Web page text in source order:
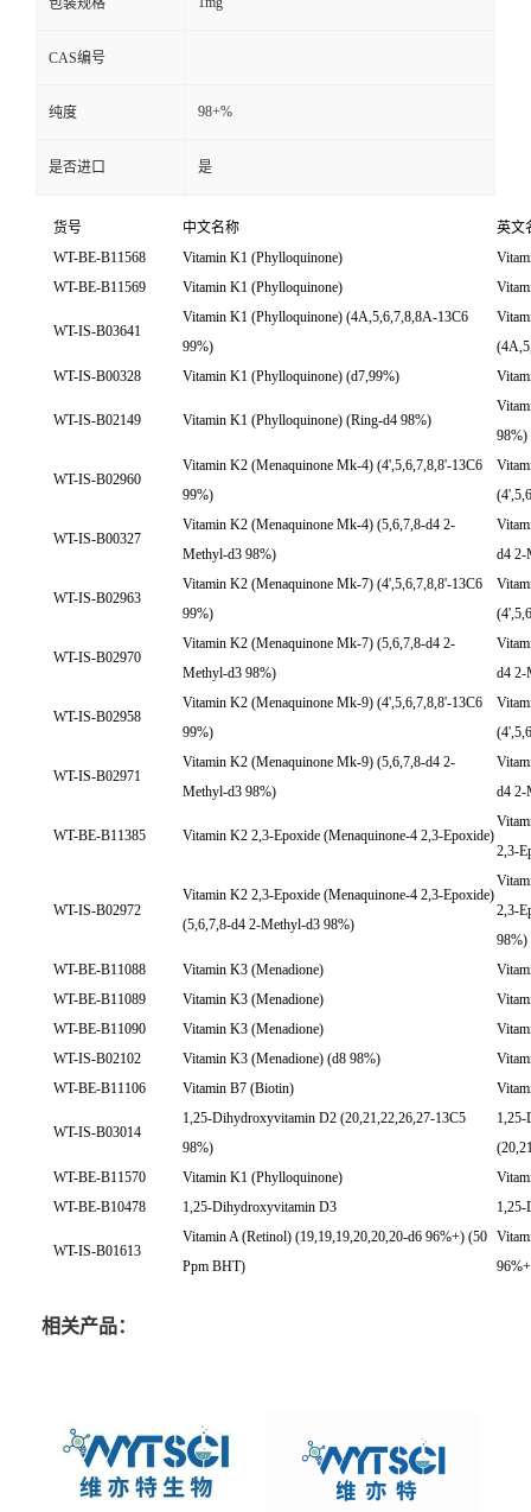
包装规格
CAS编号
纯度 98+%
是否进口 是
货号 中文名称
英文
WT-BE-B11568
Vitamin K1 (Phylloquinone)
WT-BE-B11569
Vitamin K1 (Phylloquinone)
WT-IS-B03641
Vitamin K1 (Phylloquinone) (4A,5,6,7,8,8A-13C6
99%)
WT-IS-B00328
Vitamin K1 (Phylloquinone) (d7,99%)
WT-IS-B02149 Vitamin K1 (Phylloquinone) (Ring-d4 98%)
98%)
WT-IS-B02960
Vitamin K2 (Menaquinone Mk-4) (4',5,6,7,8,8'-13C6
99%)
WT-IS-B00327
Vitamin K2 (Menaquinone Mk-4) (5,6,7,8-d4 2-
Methyl-d3 98%)
d4 2-
WT-IS-B02963
Vitamin K2 (Menaquinone Mk-7) (4',5,6,7,8,8'-13C6
99%)
WT-IS-B02970
Vitamin K2 (Menaquinone Mk-7) (5,6,7,8-d4 2-
Methyl-d3 98%)
d4 2-
WT-IS-B02958
Vitamin K2 (Menaquinone Mk-9) (4',5,6,7,8,8'-13C6
99%)
WT-IS-B02971
Vitamin K2 (Menaquinone Mk-9) (5,6,7,8-d4 2-
Methyl-d3 98%)
d4 2-
WT-BE-B11385 Vitamin K2 2,3-Epoxide (Menaquinone-4 2,3-Epoxide)
2,3-
WT-IS-B02972
Vitamin K2 2,3-Epoxide (Menaquinone-4 2,3-Epoxide)
(5,6,7,8-d4 2-Methyl-d3 98%)
2,3-
98%)
WT-BE-B11088
Vitamin K3 (Menadione)
WT-BE-B11089
Vitamin K3 (Menadione)
WT-BE-B11090
Vitamin K3 (Menadione)
WT-IS-B02102
Vitamin K3 (Menadione) (d8 98%)
WT-BE-B11106
Vitamin B7 (Biotin)
WT-IS-B03014
1,25-Dihydroxyvitamin D2 (20,21,22,26,27-13C5
98%)
WT-BE-B11570
Vitamin K1 (Phylloquinone)
WT-BE-B10478
1,25-Dihydroxyvitamin D3
WT-IS-B01613
Vitamin A (Retinol) (19,19,19,20,20,20-d6 96%+) (50
Ppm BHT)
相关产品：